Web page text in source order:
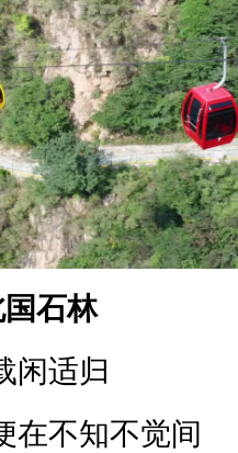
石林
闲适归
在不知不觉间